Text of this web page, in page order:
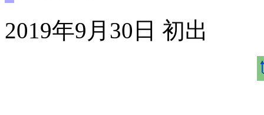
2019年9月30日 初出